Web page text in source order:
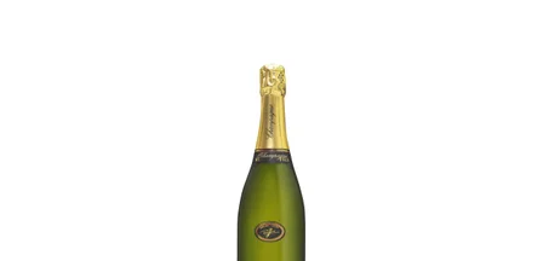
Objevte Ruffin & Fils Cuvée de Réserve Brut,
šampaňské s elegancí a svěžím ovocným aroma.
Směs Pinot Meunier, Pinot Noir a Chardonnay.